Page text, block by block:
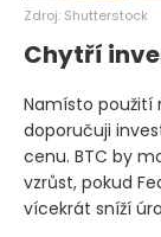
Zdroj: Shutterstock
Chytří
Namísto použití
doporučuji
cenu. BTC by
vzrůst, pokud
vícekrát sníží